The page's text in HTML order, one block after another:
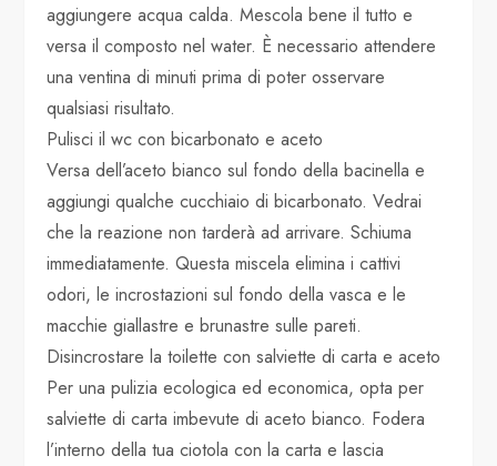
aggiungere acqua calda. Mescola bene il tutto e
versa il composto nel water. È necessario attendere
una ventina di minuti prima di poter osservare
qualsiasi risultato.
Pulisci il wc con bicarbonato e aceto
Versa dell’aceto bianco sul fondo della bacinella e
aggiungi qualche cucchiaio di bicarbonato. Vedrai
che la reazione non tarderà ad arrivare. Schiuma
immediatamente. Questa miscela elimina i cattivi
odori, le incrostazioni sul fondo della vasca e le
macchie giallastre e brunastre sulle pareti.
Disincrostare la toilette con salviette di carta e aceto
Per una pulizia ecologica ed economica, opta per
salviette di carta imbevute di aceto bianco. Fodera
l’interno della tua ciotola con la carta e lascia